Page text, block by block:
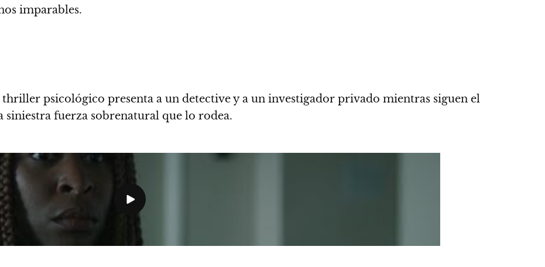
imparables.
thriller psicológico presenta a un detective y a un investigador privado mientras siguen el
siniestra fuerza sobrenatural que lo rodea.